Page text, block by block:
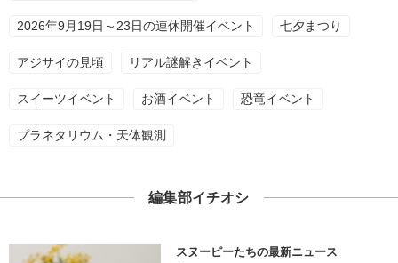
2026年9月19日～23日の連休開催イベント 七夕まつり
アジサイの見頃 リアル謎解きイベント
スイーツイベント お酒イベント 恐竜イベント
プラネタリウム・天体観測
編集部イチオシ
スヌーピーたちの最新ニュース